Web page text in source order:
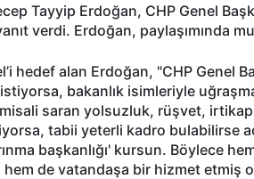
Tayyip Erdoğan, CHP Genel
verdi. Erdoğan, paylaşımında
hedef alan Erdoğan, "CHP Genel
bakanlık isimleriyle
saran yolsuzluk, rüşvet,
tabii yeterli kadro bulabilirse
başkanlığı' kursun. Böylece
de vatandaşa bir hizmet etmiş